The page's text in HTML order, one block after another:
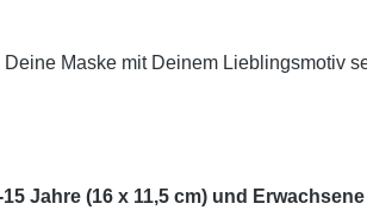
Maske mit Deinem Lieblingsmotiv
15 Jahre (16 x 11,5 cm) und